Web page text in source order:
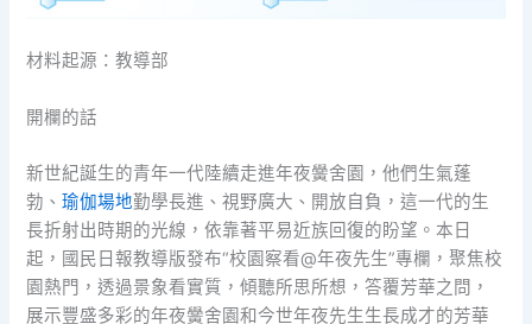
材料起源：教導部
開欄的話
新世紀誕生的青年一代陸續走進年夜黌舍園，他們生氣蓬
勃、瑜伽場地勤學長進、視野廣大、開放自負，這一代的生
長折射出時期的光線，依靠著平易近族回復的盼望。本日
起，國民日報教導版發布“校園察看@年夜先生”專欄，聚焦校
園熱門，透過景象看實質，傾聽所思所想，答覆芳華之問，
展示豐盛多彩的年夜黌舍園和今世年夜先生生長成才的芳華